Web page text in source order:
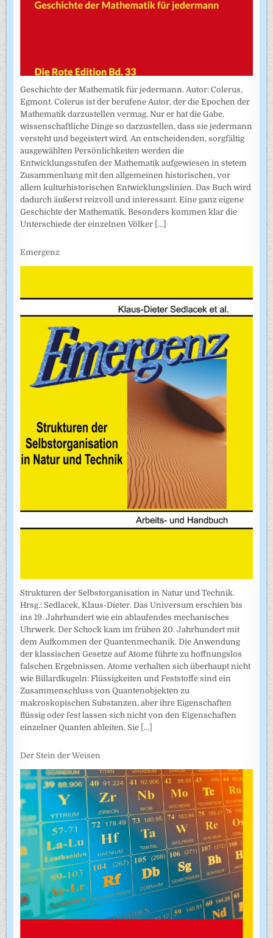
Geschichte der Mathematik für jedermann. Autor: Colerus,
Egmont. Colerus ist der berufene Autor, der die Epochen der
Mathematik darzustellen vermag. Nur er hat die Gabe,
wissenschaftliche Dinge so darzustellen, dass sie jedermann
versteht und begeistert wird. An entscheidenden, sorgfältig
ausgewählten Persönlichkeiten werden die
Entwicklungsstufen der Mathematik aufgewiesen in stetem
Zusammenhang mit den allgemeinen historischen, vor
allem kulturhistorischen Entwicklungslinien. Das Buch wird
dadurch äußerst reizvoll und interessant. Eine ganz eigene
Geschichte der Mathematik. Besonders kommen klar die
Unterschiede der einzelnen Völker [...]
Emergenz
Strukturen der Selbstorganisation in Natur und Technik.
Hrsg.: Sedlacek, Klaus-Dieter. Das Universum erschien bis
ins 19. Jahrhundert wie ein ablaufendes mechanisches
Uhrwerk. Der Schock kam im frühen 20. Jahrhundert mit
dem Aufkommen der Quantenmechanik. Die Anwendung
der klassischen Gesetze auf Atome führte zu hoffnungslos
falschen Ergebnissen. Atome verhalten sich überhaupt nicht
wie Billardkugeln: Flüssigkeiten und Feststoffe sind ein
Zusammenschluss von Quantenobjekten zu
makroskopischen Substanzen, aber ihre Eigenschaften
flüssig oder fest lassen sich nicht von den Eigenschaften
einzelner Quanten ableiten. Sie [...]
Der Stein der Weisen